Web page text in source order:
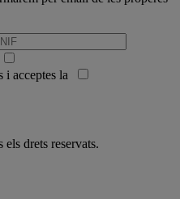
i acceptes la
drets reservats.